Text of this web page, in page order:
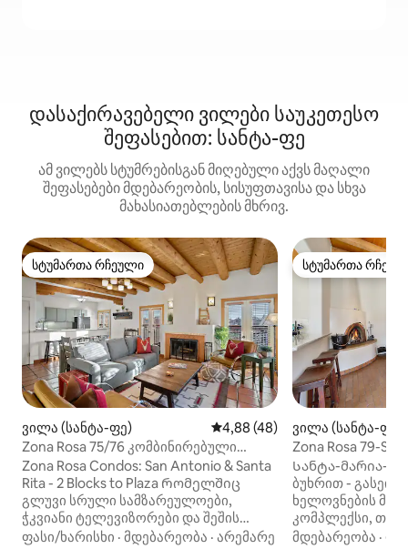
დასაქირავებელი ვილები საუკეთესო
შეფასებით: სანტა-ფე
ამ ვილებს სტუმრებისგან მიღებული აქვს მაღალი
შეფასებები მდებარეობის, სისუფთავისა და სხვა
მახასიათებლების მხრივ.
სტუმართა რჩეული
სტუმართა რჩეული
ვილა (სანტა-ფე) საშუალო შეფასებაა 5‑დან
4,88 (48)
Zona Rosa 75/76 კომბინირებული
ერთეული
Zona Rosa Condos: San Antonio & Santa
Rita - 2 Blocks to Plaza Რომელშიც
გლუვი სრული სამზარეულოები,
ჭკვიანი ტელევიზორები და შეშის
ბუხრები, ეს 5BR/4BA გაქირავება
ფასი/ხარისხი · მდებარეობა · არემარე
სტუმართა
სტუმართა
ვილა (სანტა-ფე)
Zona Rosa 79-
Სანტა-მარია-
ბუხრით -
ხელოვნების
კომპლექსი,
Santa Maria
მდებარეობა ·